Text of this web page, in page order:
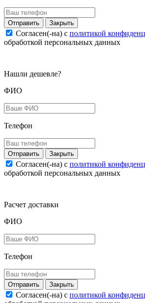
Закрыть
Согласен(-на) c политикой
обработкой персональных данных
Нашли дешевле?
ФИО
Телефон
Закрыть
Согласен(-на) c политикой
обработкой персональных данных
Расчет доставки
ФИО
Телефон
Закрыть
Согласен(-на) c политикой